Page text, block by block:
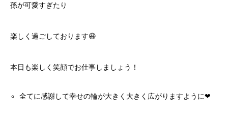
孫が可愛すぎたり
楽しく過ごしております😆
本日も楽しく笑顔でお仕事しましょう！
全てに感謝して幸せの輪が大きく大きく広がりますように❤